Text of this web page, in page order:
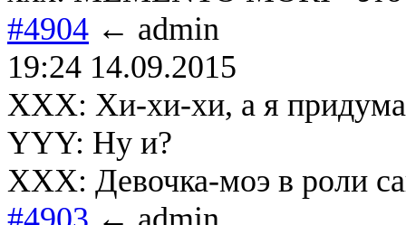
#4904 ← admin
19:24 14.09.2015
ХХХ: Хи-хи-хи, а я
YYY: Ну и?
ХХХ: Девочка-моэ в роли